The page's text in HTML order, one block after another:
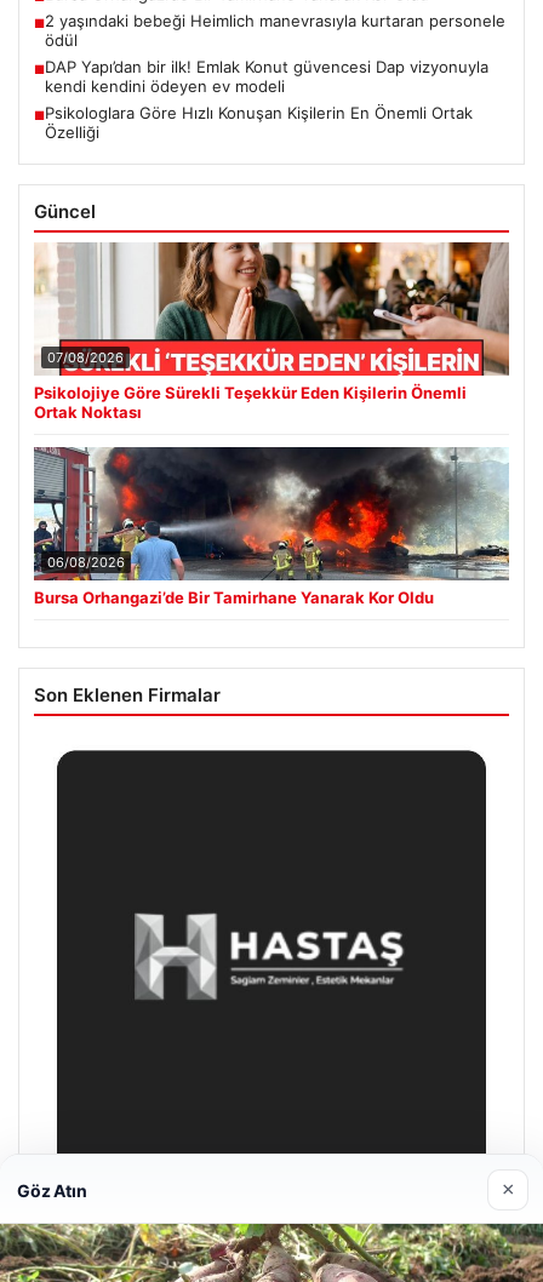
■2 yaşındaki bebeği Heimlich manevrasıyla kurtaran personele
ödül
■DAP Yapı’dan bir ilk! Emlak Konut güvencesi Dap vizyonuyla
kendi kendini ödeyen ev modeli
■Psikologlara Göre Hızlı Konuşan Kişilerin En Önemli Ortak
Özelliği
Güncel
07/08/2026
Psikolojiye Göre Sürekli Teşekkür Eden Kişilerin Önemli
Ortak Noktası
06/08/2026
Bursa Orhangazi’de Bir Tamirhane Yanarak Kor Oldu
Son Eklenen Firmalar
Hastaş Beton
26/05/2026
Göz Atın ×